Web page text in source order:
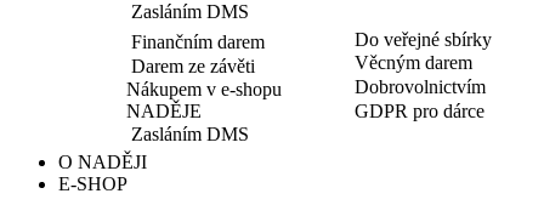
Zasláním DMS
Finančním darem
Darem ze závěti
Nákupem v e-shopu
NADĚJE
Zasláním DMS
Do veřejné sbírky
Věcným darem
Dobrovolnictvím
GDPR pro dárce
O NADĚJI
E-SHOP